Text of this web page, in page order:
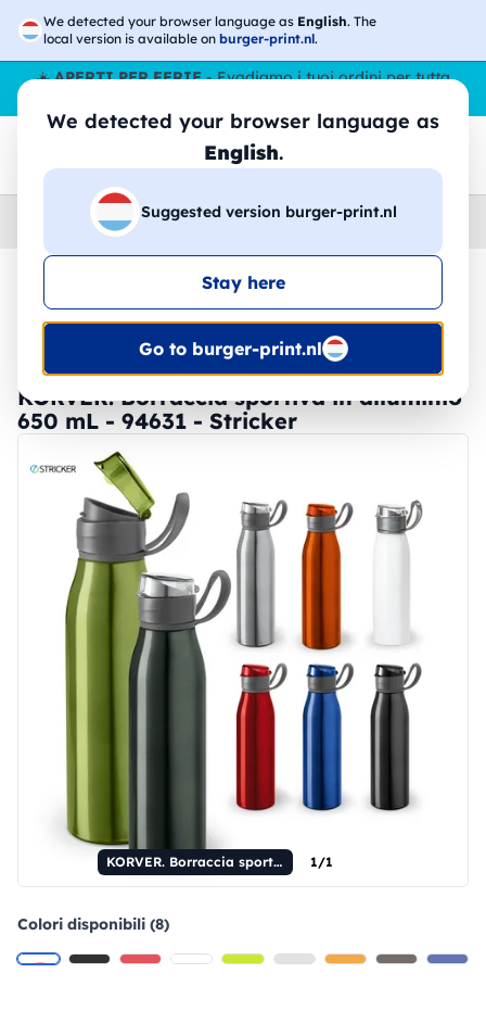
We detected your browser language as English. The
local version is available on burger-print.nl.
We detected your browser language as
English.
Suggested version burger-print.nl
Stay here
Go to burger-print.nl
☀️APERTI PER FERIE- Evadiamo i tuoi ordini per tutta
Accessori › Borracce
🔥 -30% Stampa DTF
KORVER. Borraccia sportiva in alluminio
650 mL - 94631 - Stricker
KORVER. Borraccia sportiva in alluminio 650 mL 1/1
Colori disponibili (8)